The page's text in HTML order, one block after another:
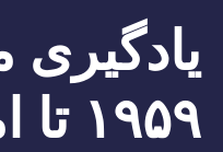
یادگیری
۱۹۵۹ تا امروز